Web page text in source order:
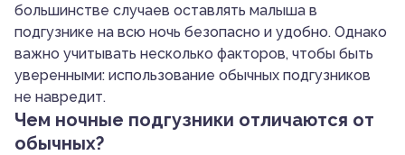
большинстве случаев оставлять малыша в
подгузнике на всю ночь безопасно и удобно. Однако
важно учитывать несколько факторов, чтобы быть
уверенными: использование обычных подгузников
не навредит.
Чем ночные подгузники отличаются от
обычных?